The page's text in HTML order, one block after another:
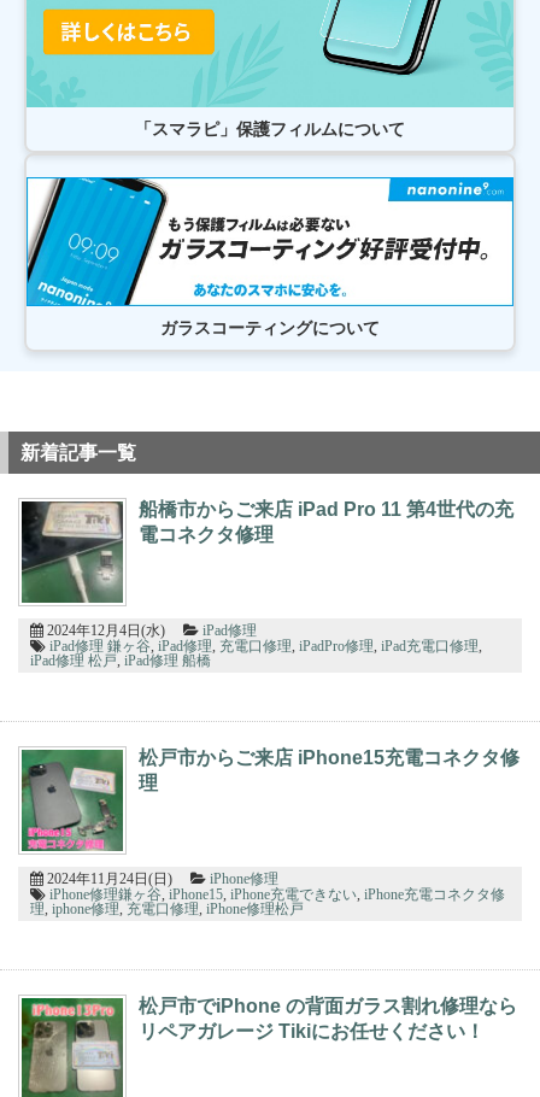
がとうございました！
2026/07/26
松戸市よりお越しのお客様のiPhone12Proの基板修理をさせて頂きました！
ありがとうございました！
2026/07/26
柏市よりお越しのお客様のiPhone12ProMaxの液晶交換をさせて頂きまし
た！ありがとうございました！
2026/07/25
松戸市よりお越しのお客様のAndroidのガラス交換をさせて頂きました！あ
りがとうございました！
2026/07/25
松戸市よりお越しのお客様のSwitchのガラス交換をさせて頂きました！あ
りがとうございました！
2026/07/25
松戸市よりお越しのお客様のiPhone11の液晶交換をさせて頂きました！あ
りがとうございました！
松戸市よりお越しのお客様のAndroidの液晶交換をさせて頂きました！あり
きました！ありがとうございました！
2026/07/23
た！ありがとうございました！
2026/07/22
柏市よりお越しのお客様のiPhone14Proのバッテリー交換をさせて頂きまし
た！ありがとうございました！
2026/07/21
松戸市よりお越しのお客様のiPhone13の液晶交換をさせて頂きました！あ
りがとうございました！
2026/07/21
松戸市よりお越しのお客様のiPhone12の液晶交換をさせて頂きました！あ
柏市よりお越しのお客様のiPhone12ProMaxのバックカメラ交換をさせて頂
きました！ありがとうございました！
2026/07/20
松戸市よりお越しのお客様のiPhoneXの基板修理をさせて頂きました！あり
がとうございました！
2026/07/20
柏市よりお越しのお客様のiPhone13の充電不良修理をさせて頂きました！
ありがとうございました！
2026/07/19
松戸市よりお越しのお客様のiPhone12Proの基板修理をさせて頂きました！
松戸市よりお越しのお客様のiPhone11のバッテリー交換をさせて頂きまし
た！ありがとうございました！
2026/07/19
松戸市よりお越しのお客様のiPhoneSE3の液晶交換をさせて頂きました！
ありがとうございました！
2026/07/18
「スマラピ」保護フィルムについて
ガラスコーティングについて
新着記事一覧
船橋市からご来店 iPad Pro 11 第4世代の充
電コネクタ修理
2024年12月4日(水)
iPad修理
iPad修理 鎌ヶ谷 iPad修理 充電口修理 iPadPro修理 iPad充電口修理
iPad修理 松戸 iPad修理 船橋
松戸市からご来店 iPhone15充電コネクタ修
理
2024年11月24日(日)
iPhone修理
iPhone修理鎌ヶ谷 iPhone15 iPhone充電できない iPhone充電コネクタ修
理 iphone修理 充電口修理 iPhone修理松戸
松戸市でiPhone の背面ガラス割れ修理なら
リペアガレージ Tikiにお任せください！